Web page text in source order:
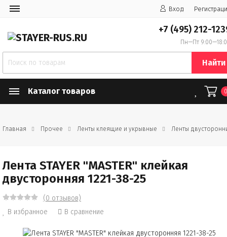
Вход
+7 (495) 212-
Пн—Пт
Найти
Каталог товаров
Главная Прочее Ленты клеящие и укрывные Ленты
Лента STAYER "MASTER" клейкая
двусторонняя 1221-38-25
(0 отзывов)
В избранное
В сравнение